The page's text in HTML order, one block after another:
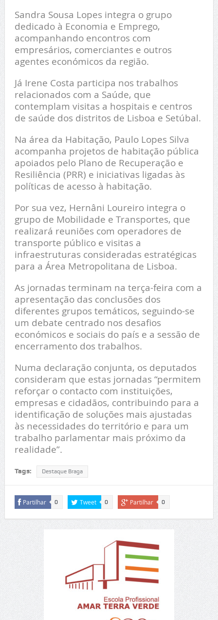
Sandra Sousa Lopes integra o grupo
dedicado à Economia e Emprego,
acompanhando encontros com
empresários, comerciantes e outros
agentes económicos da região.
Já Irene Costa participa nos trabalhos
relacionados com a Saúde, que
contemplam visitas a hospitais e centros
de saúde dos distritos de Lisboa e Setúbal.
Na área da Habitação, Paulo Lopes Silva
acompanha projetos de habitação pública
apoiados pelo Plano de Recuperação e
Resiliência (PRR) e iniciativas ligadas às
políticas de acesso à habitação.
Por sua vez, Hernâni Loureiro integra o
grupo de Mobilidade e Transportes, que
realizará reuniões com operadores de
transporte público e visitas a
infraestruturas consideradas estratégicas
para a Área Metropolitana de Lisboa.
As jornadas terminam na terça-feira com a
apresentação das conclusões dos
diferentes grupos temáticos, seguindo-se
um debate centrado nos desafios
económicos e sociais do país e a sessão de
encerramento dos trabalhos.
Numa declaração conjunta, os deputados
consideram que estas jornadas “permitem
reforçar o contacto com instituições,
empresas e cidadãos, contribuindo para a
identificação de soluções mais ajustadas
às necessidades do território e para um
trabalho parlamentar mais próximo da
realidade”.
Tags: Destaque Braga
Partilhar 0 Tweet 0 Partilhar 0